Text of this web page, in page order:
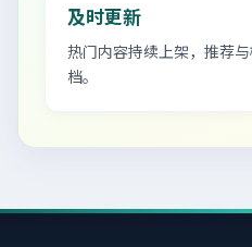
及时更新
热门内容持续上架，推荐
档。